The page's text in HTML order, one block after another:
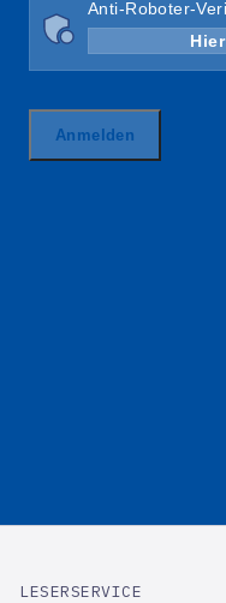
LESERSERVICE